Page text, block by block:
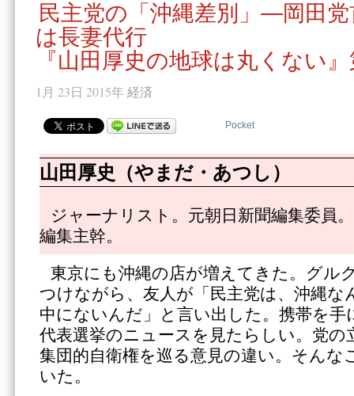
民主党の「沖縄差別」―岡田
は長妻代行
『山田厚史の地球は丸くない
1月 23日 2015年 経済
Pocket
山田厚史（やまだ・あつし）
ジャーナリスト。元朝日新聞編集委員
編集主幹。
東京にも沖縄の店が増えてきた。グル
つけながら、友人が「民主党は、沖縄な
中にないんだ」と言い出した。携帯を手
代表選挙のニュースを見たらしい。党の
集団的自衛権を巡る意見の違い。そんな
いた。